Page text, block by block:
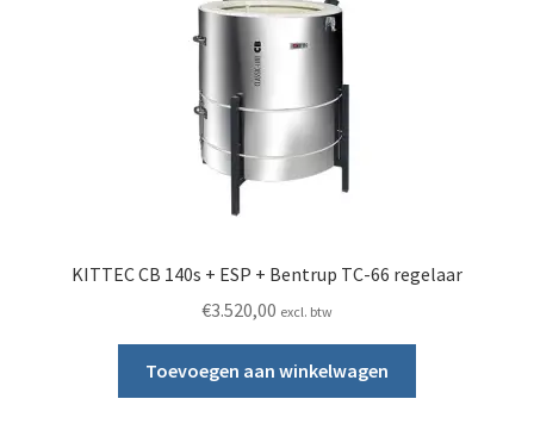
KITTEC CB 140s + ESP + Bentrup TC-66 regelaar
€3.520,00 excl. btw
Toevoegen aan winkelwagen